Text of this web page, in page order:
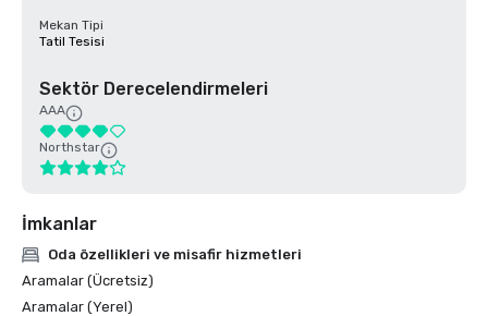
Mekan Tipi
Tatil Tesisi
Sektör Derecelendirmeleri
AAA
Northstar
İmkanlar
Oda özellikleri ve misafir hizmetleri
Aramalar (Ücretsiz)
Aramalar (Yerel)